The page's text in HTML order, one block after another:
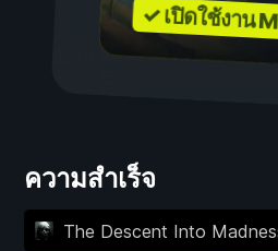
✓ เปิดใช้งาน
ความสำเร็จ
The Descent Into